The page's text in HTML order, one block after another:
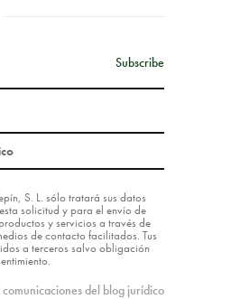
S. L. sólo tratará sus datos
solicitud y para el envío de
y servicios a través de
de contacto facilitados. Tus
a terceros salvo obligación
del blog jurídico